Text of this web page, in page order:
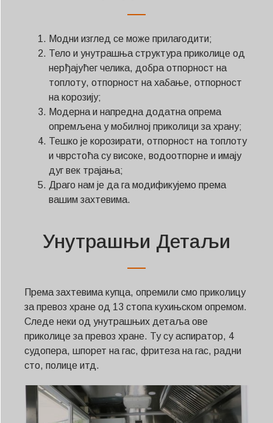
Модни изглед се може прилагодити;
Тело и унутрашња структура приколице од
нерђајућег челика, добра отпорност на
топлоту, отпорност на хабање, отпорност
на корозију;
Модерна и напредна додатна опрема
опремљена у мобилној приколици за храну;
Тешко је корозирати, отпорност на топлоту
и чврстоћа су високе, водоотпорне и имају
дуг век трајања;
Драго нам је да га модификујемо према
вашим захтевима.
Унутрашњи Детаљи
Према захтевима купца, опремили смо приколицу
за превоз хране од 13 стопа кухињском опремом.
Следе неки од унутрашњих детаља ове
приколице за превоз хране. Ту су аспиратор, 4
судопера, шпорет на гас, фритеза на гас, радни
сто, полице итд.